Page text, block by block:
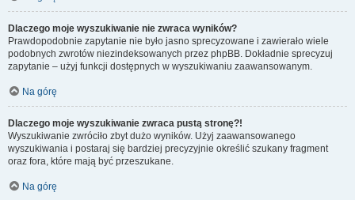
Dlaczego moje wyszukiwanie nie zwraca wyników?
Prawdopodobnie zapytanie nie było jasno sprecyzowane i zawierało wiele
podobnych zwrotów niezindeksowanych przez phpBB. Dokładnie sprecyzuj
zapytanie – użyj funkcji dostępnych w wyszukiwaniu zaawansowanym.
Na górę
Dlaczego moje wyszukiwanie zwraca pustą stronę?!
Wyszukiwanie zwróciło zbyt dużo wyników. Użyj zaawansowanego
wyszukiwania i postaraj się bardziej precyzyjnie określić szukany fragment
oraz fora, które mają być przeszukane.
Na górę